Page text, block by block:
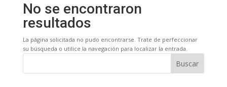
No se encontraron
resultados
La página solicitada no pudo encontrarse. Trate de perfeccionar
su búsqueda o utilice la navegación para localizar la entrada.
Buscar